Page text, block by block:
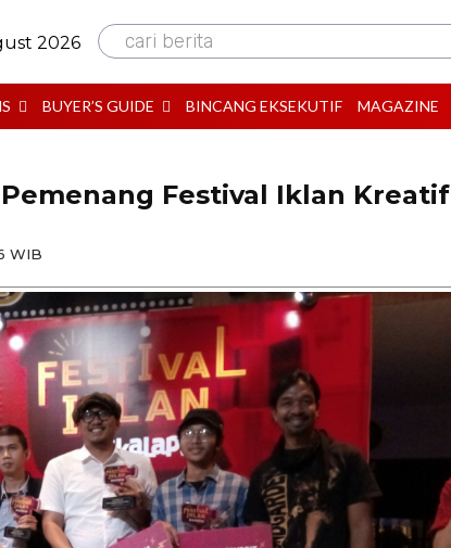
2026 cari berita
BUYER’S GUIDE BINCANG EKSEKUTIF MAGAZINE
Festival Iklan Kreatif
WIB